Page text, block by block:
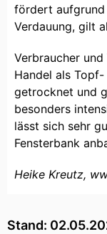
fördert aufgrund
Verdauung, gilt
Verbraucher
Handel als
getrocknet und
besonders
lässt sich sehr
Fensterbank
Heike Kreutz,
Stand: